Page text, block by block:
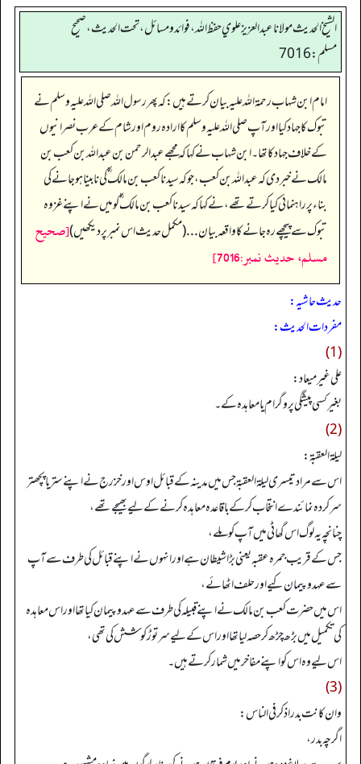
الشيخ الحديث مولانا عبدالعزيز علوي حفظ الله، فوائد و مسائل، تحت الحديث ، صحيح
مسلم: 7016
امام ابن شہاب رحمۃ اللہ علیہ بیان کرتے ہیں: کہ پھر رسول اللہ صلی اللہ علیہ وسلم نے
تبوک کا جہاد کیا اور آپ صلی اللہ علیہ وسلم کا ارادہ روم اور شام کے عرب نصرانیوں
کے خلاف جہاد کا تھا۔ ابن شہاب نے کہا کہ مجھے عبدالرحمن بن عبداللہ بن کعب بن
مالک نے خبر دی کہ عبداللہ بن کعب، جو کہ سیدنا کعب بن مالک ؓ کی نابینا ہو جانے کی
بناء پر راہنمائی کیا کرتے تھے، نے کہا کہ سیدنا کعب بن مالک ؓ کو میں نے اپنے غزوہ
تبوک سے پیچھے رہ جانے کا واقعہ بیان... (مکمل حدیث اس نمبر پر دیکھیں)[صحيح
مسلم، حديث نمبر:7016]
حدیث حاشیہ:
مفردات الحدیث:
(1)
علي غير ميعاد:
بغیر کسی پیشگی پروگرام یا معاہدہ کے۔
(2)
ليلة العقبة:
اس سے مراد تیسری ليلة العقبة جس میں مدینہ کے قبائل اوس اور خزرج نے اپنے ستر یا پچھتر
سرکردہ نمائندے انتخاب کرکے باقاعدہ معاہدہ کرنے کے لیے بھیجے تھے،
چنانچہ یہ لوگ اس گھاٹی میں آپ کو ملے،
جس کے قریب جمرہ عقبہ یعنی بڑا شیطان ہے اور انہوں نے اپنے قبائل کی طرف سے آپ
سے عہدوپیمان کیے اور حلف اٹھائے،
اس میں حضرت کعب بن مالک نے اپنے قبیلہ کی طرف سے عہدوپیمان کیاتھا اور اس معاہدہ
کی تکمیل میں بڑھ چڑھ کرحصہ لیا تھااور اس کے لیے سرتوڑ کوشش کی تھی،
اس لیے وہ اس کو اپنے مفاخر میں شمار کرتے ہیں۔
(3)
وان كانت بدراذكرفي الناس:
اگرچہ بدر،